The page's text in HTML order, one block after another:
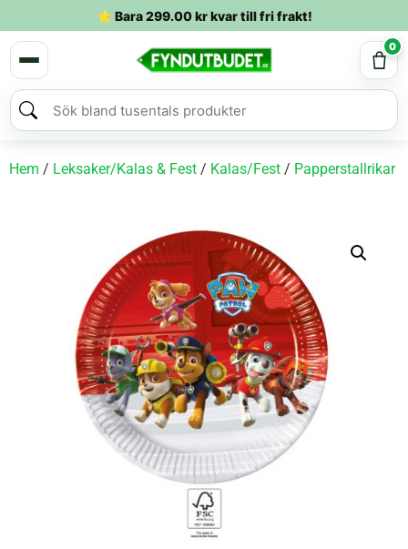
⭐ Bara299.00krkvar till fri frakt!
0
Hem / Leksaker/Kalas & Fest / Kalas/Fest / Papperstallrikar/